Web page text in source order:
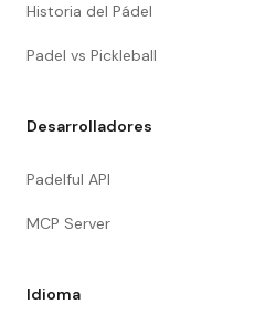
Historia del Pádel
Padel vs Pickleball
Desarrolladores
Padelful API
MCP Server
Idioma